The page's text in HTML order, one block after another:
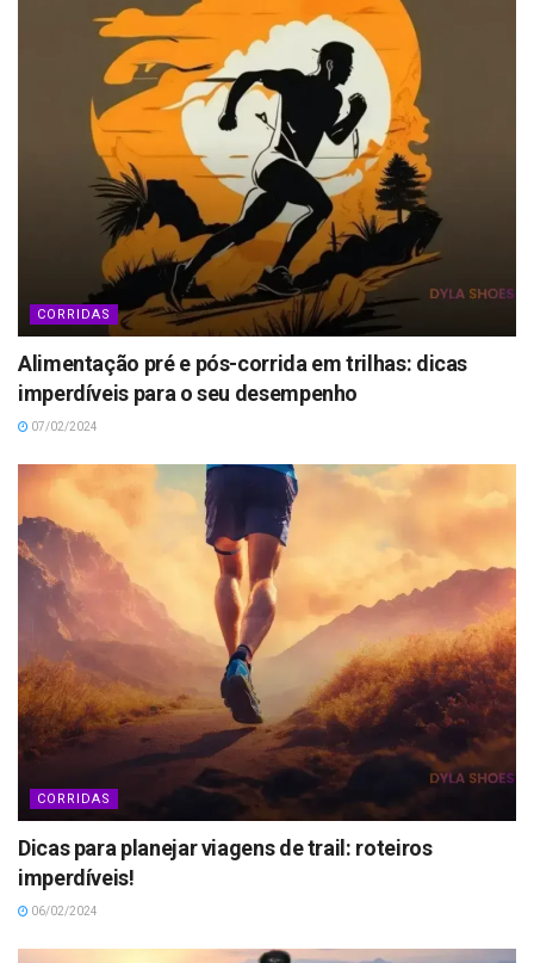
CORRIDAS
Alimentação pré e pós-corrida em trilhas: dicas
imperdíveis para o seu desempenho
07/02/2024
CORRIDAS
Dicas para planejar viagens de trail: roteiros
imperdíveis!
06/02/2024